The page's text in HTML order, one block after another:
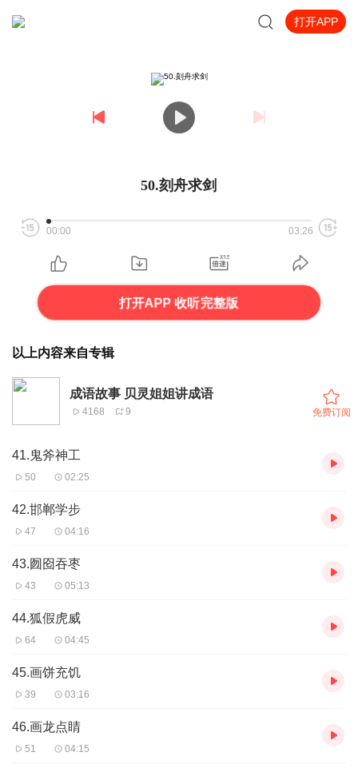
打开APP
50.刻舟求剑
00:00 03:26
打开APP 收听完整版
以上内容来自专辑
成语故事 贝灵姐姐讲成语
4168 9 免费订阅
41.鬼斧神工
50 02:25
42.邯郸学步
47 04:16
43.囫囵吞枣
43 05:13
44.狐假虎威
64 04:45
45.画饼充饥
39 03:16
46.画龙点睛
51 04:15